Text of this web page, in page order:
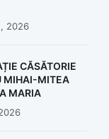
2026
CĂSĂTORIE
MIHAI-MITEA
MARIA